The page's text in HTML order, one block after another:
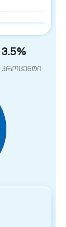
3.5%
პროცენტი